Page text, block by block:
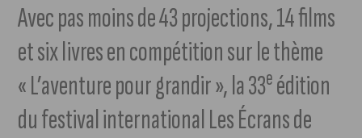
Avec pas moins de 43 projections, 14 films
et six livres en compétition sur le thème
« L’aventure pour grandir », la 33eédition
du festival international Les Écrans de